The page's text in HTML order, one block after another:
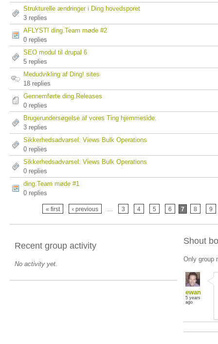
Strukturelle ændringer i Ding hovedsporet
3 replies
AFLYST! ding.Team møde #2
0 replies
SEO modul til drupal 6
5 replies
Medudvikling af Ding! sites
18 replies
Gennemførte ding.Releases
0 replies
Brugerundersøgelse af vores Ting hjemmeside.
3 replies
Sikkerhedsadvarsel: Views Bulk Operations
0 replies
Sikkerhedsadvarsel: Views Bulk Operations
0 replies
ding.Team møde #1
0 replies
« first ‹ previous 3 4 5 6 7 8 9
Recent group activity
No activity yet.
Shout
Only group
ewan
5 years
ago